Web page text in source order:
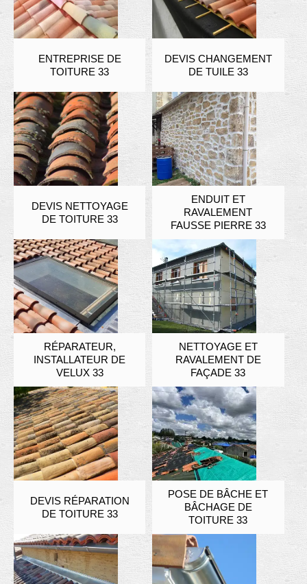
ENTREPRISE DE
TOITURE 33
DEVIS CHANGEMENT
DE TUILE 33
DEVIS NETTOYAGE
DE TOITURE 33
ENDUIT ET
RAVALEMENT
FAUSSE PIERRE 33
RÉPARATEUR,
INSTALLATEUR DE
VELUX 33
NETTOYAGE ET
RAVALEMENT DE
FAÇADE 33
DEVIS RÉPARATION
DE TOITURE 33
POSE DE BÂCHE ET
BÂCHAGE DE
TOITURE 33